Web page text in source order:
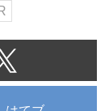
れるイギリス